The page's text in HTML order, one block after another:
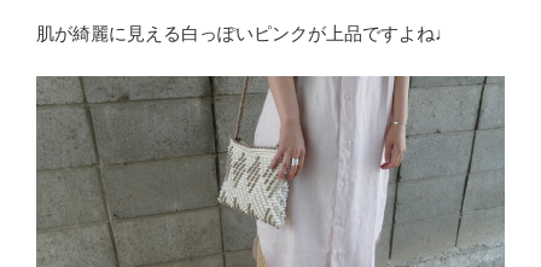
肌が綺麗に見える白っぽいピンクが上品ですよね♩